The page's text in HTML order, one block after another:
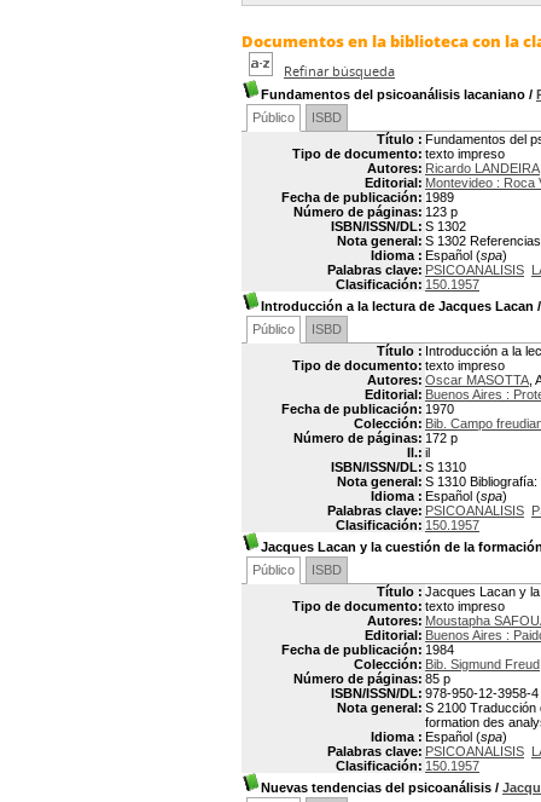
Documentos en la biblioteca con la
Refinar búsqueda
Fundamentos del psicoanálisis lacaniano /
Público
ISBD
Título : Fundamentos del
Tipo de documento: texto impreso
Autores: Ricardo LANDEIRA
Editorial: Montevideo : Roca
Fecha de publicación: 1989
Número de páginas: 123 p
ISBN/ISSN/DL: S 1302
Nota general: S 1302
Idioma : Español (spa)
Palabras clave: PSICOANALISIS
Clasificación: 150.1957
Introducción a la lectura de Jacques Lacan
Público
ISBD
Título : Introducción a la
Tipo de documento: texto impreso
Autores: Oscar MASOTTA ,
Editorial: Buenos Aires :
Fecha de publicación: 1970
Colección: Bib. Campo
Número de páginas: 172 p
Il.: il
ISBN/ISSN/DL: S 1310
Nota general: S 1310
Idioma : Español (spa)
Palabras clave: PSICOANALISIS
Clasificación: 150.1957
Jacques Lacan y la cuestión de la
Público
ISBD
Título : Jacques Lacan y
Tipo de documento: texto impreso
Autores: Moustapha
Editorial: Buenos Aires :
Fecha de publicación: 1984
Colección: Bib. Sigmund Freud
Número de páginas: 85 p
ISBN/ISSN/DL: 978-950-12-3958-4
Nota general: S 2100 Traducción
formation des
Idioma : Español (spa)
Palabras clave: PSICOANALISIS
Clasificación: 150.1957
Nuevas tendencias del psicoanálisis /